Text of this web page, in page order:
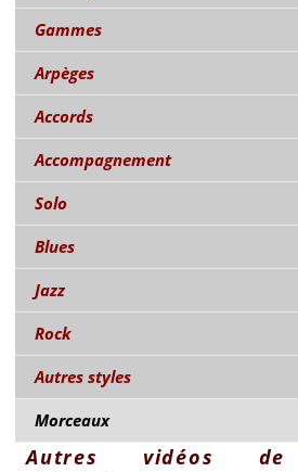
Gammes
Arpèges
Accords
Accompagnement
Solo
Blues
Jazz
Rock
Autres styles
Morceaux
Autres vidéos